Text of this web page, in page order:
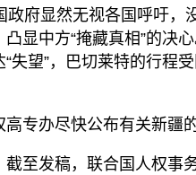
府显然无视各国呼吁，
显中方“掩藏真相”的决
失望”，巴切莱特的行程
专办尽快公布有关新疆
至发稿，联合国人权事